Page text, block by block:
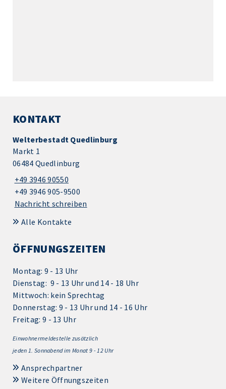
KONTAKT
Welterbestadt Quedlinburg
Markt 1
06484 Quedlinburg
+49 3946 90550
+49 3946 905-9500
Nachricht schreiben
Alle Kontakte
ÖFFNUNGSZEITEN
Montag: 9 - 13 Uhr
Dienstag: 9 - 13 Uhr und 14 - 18 Uhr
Mittwoch: kein Sprechtag
Donnerstag: 9 - 13 Uhr und 14 - 16 Uhr
Freitag: 9 - 13 Uhr
Einwohnermeldestelle zusätzlich
jeden 1. Sonnabend im Monat 9 - 12 Uhr
Ansprechpartner
Weitere Öffnungszeiten